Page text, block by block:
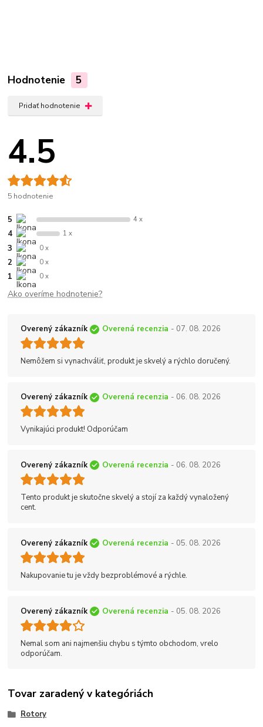
Hodnotenie 5
Pridať hodnotenie
4.5
5 hodnotenie
5 4 x
4 1 x
3 0 x
2 0 x
1 0 x
Ako overíme hodnotenie?
Overený zákazník Overená recenzia - 07. 08. 2026
Nemôžem si vynachváliť, produkt je skvelý a rýchlo doručený.
Overený zákazník Overená recenzia - 06. 08. 2026
Vynikajúci produkt! Odporúčam
Overený zákazník Overená recenzia - 06. 08. 2026
Tento produkt je skutočne skvelý a stojí za každý vynaložený
cent.
Overený zákazník Overená recenzia - 05. 08. 2026
Nakupovanie tu je vždy bezproblémové a rýchle.
Overený zákazník Overená recenzia - 05. 08. 2026
Nemal som ani najmenšiu chybu s týmto obchodom, vrelo
odporúčam.
Tovar zaradený v kategóriách
Rotory